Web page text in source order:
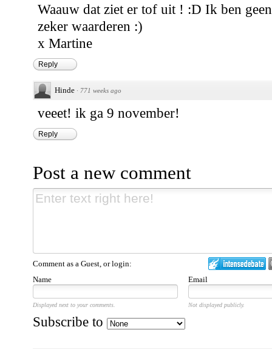
Waauw dat ziet er tof uit ! :D Ik ben
zeker waarderen :)
x Martine
Reply
Hinde · 771 weeks ago
veeet! ik ga 9 november!
Reply
Post a new comment
Comment as a Guest, or login:
Name
Email
Displayed next to your comments. Not displayed publicly.
Subscribe to